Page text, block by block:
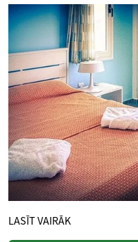
LASĪT VAIRĀK